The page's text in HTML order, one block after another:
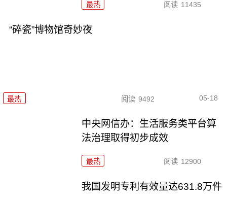
最热 阅读 11435
“碎瓷”博物馆奇妙夜
最热 阅读 9492 05-18
中央网信办：生活服务类平台算
法治理取得初步成效
最热 阅读 12900
我国发明专利有效量达631.8万件